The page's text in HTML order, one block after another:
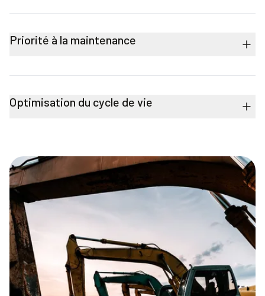
Priorité à la maintenance
Optimisation du cycle de vie